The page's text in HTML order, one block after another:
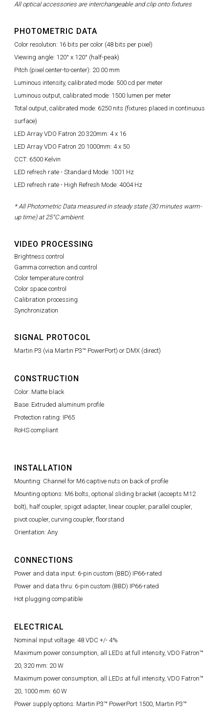
All optical accessories are interchangeable and clip onto fixtures
PHOTOMETRIC DATA
Color resolution: 16 bits per color (48 bits per pixel)
Viewing angle: 120° x 120° (half-peak)
Pitch (pixel center-to-center): 20.00 mm
Luminous intensity, calibrated mode: 500 cd per meter
Luminous output, calibrated mode: 1500 lumen per meter
Total output, calibrated mode: 6250 nits (fixtures placed in continuous
surface)
LED Array VDO Fatron 20 320mm: 4 x 16
LED Array VDO Fatron 20 1000mm: 4 x 50
CCT: 6500 Kelvin
LED refresh rate - Standard Mode: 1001 Hz
LED refresh rate - High Refresh Mode: 4004 Hz
* All Photometric Data measured in steady state (30 minutes warm-
up time) at 25°C ambient.
VIDEO PROCESSING
Brightness control
Gamma correction and control
Color temperature control
Color space control
Calibration processing
Synchronization
SIGNAL PROTOCOL
Martin P3 (via Martin P3™ PowerPort) or DMX (direct)
CONSTRUCTION
Color: Matte black
Base: Extruded aluminum profile
Protection rating: IP65
RoHS compliant
INSTALLATION
Mounting: Channel for M6 captive nuts on back of profile
Mounting options: M6 bolts, optional sliding bracket (accepts M12
bolt), half coupler, spigot adapter, linear coupler, parallel coupler,
pivot coupler, curving coupler, floorstand
Orientation: Any
CONNECTIONS
Power and data input: 6-pin custom (BBD) IP66-rated
Power and data thru: 6-pin custom (BBD) IP66-rated
Hot plugging compatible
ELECTRICAL
Nominal input voltage: 48 VDC +/- 4%
Maximum power consumption, all LEDs at full intensity, VDO Fatron™
20, 320 mm: 20 W
Maximum power consumption, all LEDs at full intensity, VDO Fatron™
20, 1000 mm: 60 W
Power supply options: Martin P3™ PowerPort 1500, Martin P3™